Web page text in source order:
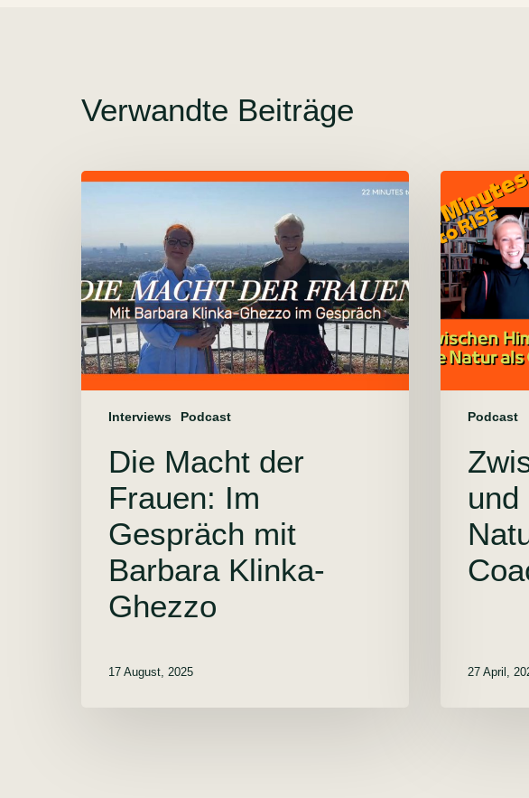
Verwandte Beiträge
Interviews Podcast
Die Macht der
Frauen: Im
Gespräch mit
Barbara Klinka-
Ghezzo
17 August, 2025
Podcast
und
27 April,